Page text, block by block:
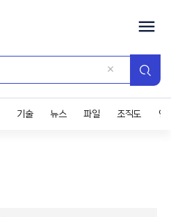
기술 뉴스 파일 조직도 연